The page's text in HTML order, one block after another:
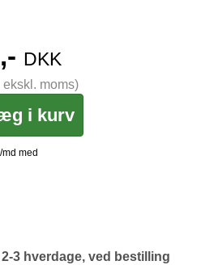
DKK
ekskl. moms)
i kurv
3 hverdage, ved bestilling